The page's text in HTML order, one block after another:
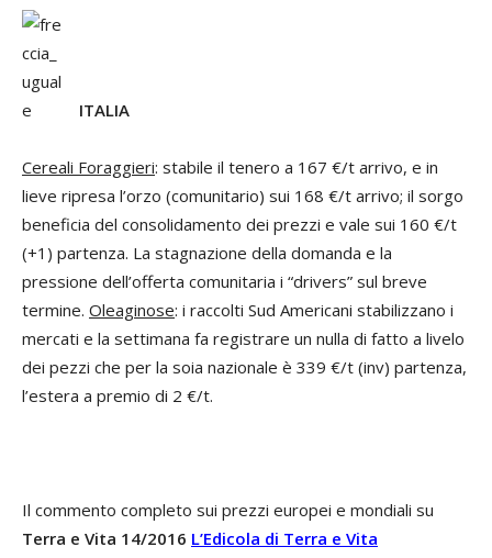
ITALIA
Cereali Foraggieri: stabile il tenero a 167 €/t arrivo, e in
lieve ripresa l’orzo (comunitario) sui 168 €/t arrivo; il sorgo
beneficia del consolidamento dei prezzi e vale sui 160 €/t
(+1) partenza. La stagnazione della domanda e la
pressione dell’offerta comunitaria i “drivers” sul breve
termine. Oleaginose: i raccolti Sud Americani stabilizzano i
mercati e la settimana fa registrare un nulla di fatto a livelo
dei pezzi che per la soia nazionale è 339 €/t (inv) partenza,
l’estera a premio di 2 €/t.
Il commento completo sui prezzi europei e mondiali su
Terra e Vita 14/2016 L’Edicola di Terra e Vita